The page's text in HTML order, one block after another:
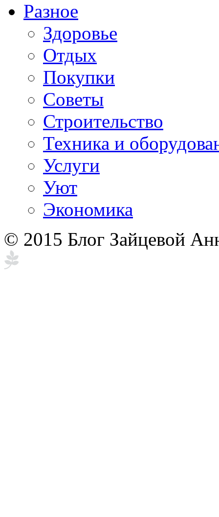
Разное
Здоровье
Отдых
Покупки
Советы
Строительство
Техника и
Услуги
Уют
Экономика
© 2015 Блог Зайцевой